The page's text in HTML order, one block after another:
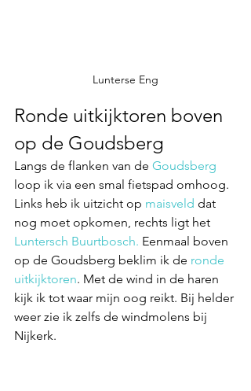
Lunterse Eng
Ronde uitkijktoren boven
op de Goudsberg
Langs de flanken van de Goudsberg
loop ik via een smal fietspad omhoog.
Links heb ik uitzicht op maisveld dat
nog moet opkomen, rechts ligt het
Luntersch Buurtbosch. Eenmaal boven
op de Goudsberg beklim ik de ronde
uitkijktoren. Met de wind in de haren
kijk ik tot waar mijn oog reikt. Bij helder
weer zie ik zelfs de windmolens bij
Nijkerk.